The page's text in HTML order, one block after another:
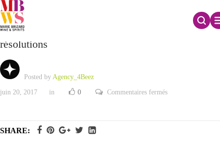
Rapport du Conseil d’Administration sur les
résolutions
Posted by Agency_4Beez
juin 20, 2017 in 0 Commentaires ferméssur
SHARE: